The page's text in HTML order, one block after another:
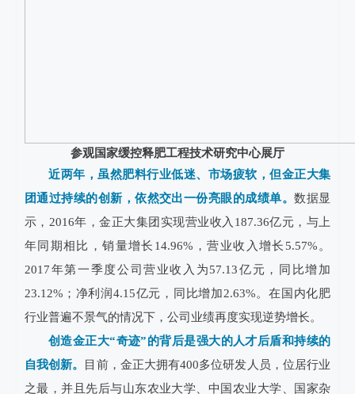
参观国家缓控释肥工程技术研究中心展厅
近两年，虽然肥料行业低迷、市场疲软，但金正大集
团通过持续的创新，依然交出一份亮眼的成绩单。数据显
示，2016年，金正大集团实现营业收入187.36亿元，与上
年同期相比，销量增长14.96%，营业收入增长5.57%。
2017年第一季度公司营业收入为57.13亿元，同比增加
23.12%；净利润4.15亿元，同比增加2.63%。在国内化肥
行业普遍不景气的情况下，公司业绩再度实现逆势增长。
创造金正大“奇迹”的背后是强大的人才后盾和持续的
自我创新。
目前，金正大拥有400多位研发人员，位居行业
之最，并且先后与山东农业大学、中国农业大学、国家杂